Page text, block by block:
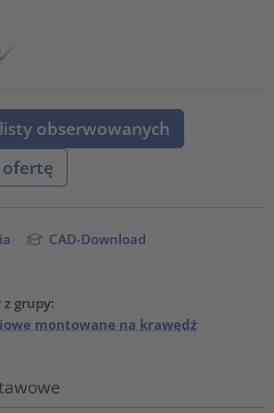
obserwowanych
ofertę
CAD-Download
grupy:
montowane na krawędź